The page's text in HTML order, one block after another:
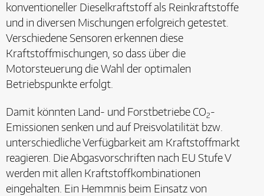
konventioneller Dieselkraftstoff als Reinkraftstoffe
und in diversen Mischungen erfolgreich getestet.
Verschiedene Sensoren erkennen diese
Kraftstoffmischungen, so dass über die
Motorsteuerung die Wahl der optimalen
Betriebspunkte erfolgt.
Damit könnten Land- und Forstbetriebe CO2-
Emissionen senken und auf Preisvolatilität bzw.
unterschiedliche Verfügbarkeit am Kraftstoffmarkt
reagieren. Die Abgasvorschriften nach EU Stufe V
werden mit allen Kraftstoffkombinationen
eingehalten. Ein Hemmnis beim Einsatz von